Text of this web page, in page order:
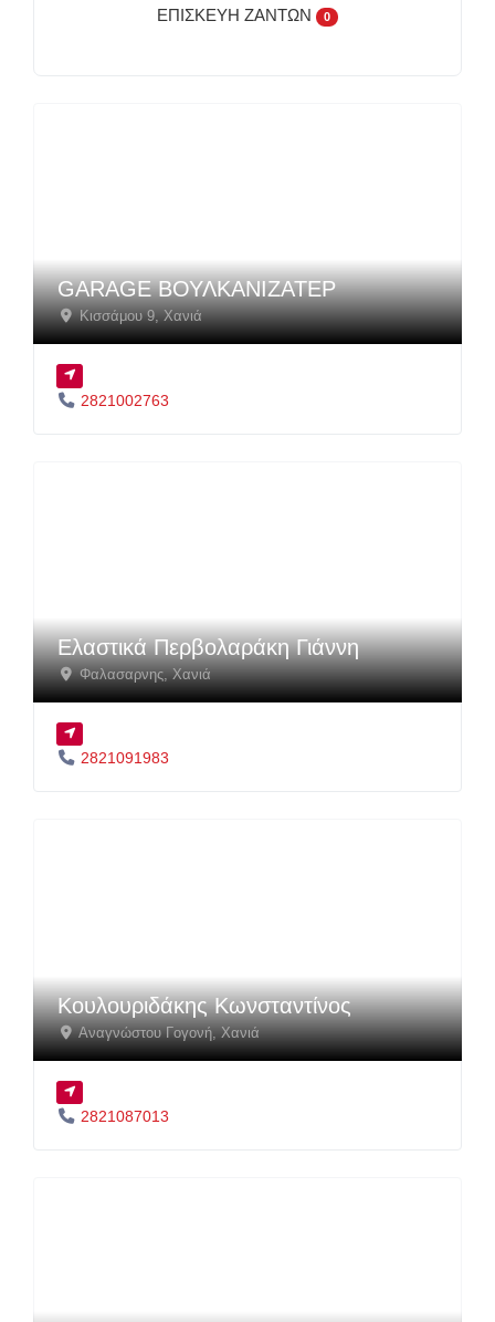
ΕΠΙΣΚΕΥΉ ΖΑΝΤΏΝ 0
GARAGE ΒΟΥΛΚΑΝΙΖΑΤΕΡ
Κισσάμου 9,Χανιά
2821002763
Ελαστικά Περβολαράκη Γιάννη
Φαλασαρνης,Χανιά
2821091983
Κουλουριδάκης Κωνσταντίνος
Αναγνώστου Γογονή,Χανιά
2821087013